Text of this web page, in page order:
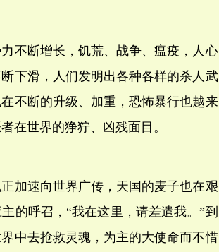
不断增长，饥荒、战争、瘟疫，人心
下滑，人们发明出各种各样的杀人武
不断的升级、加重，恐怖暴行也越来
在世界的狰狞、凶残面目。
加速向世界广传，天国的麦子也在艰
的呼召，“我在这里，请差遣我。”到
中去抢救灵魂，为主的大使命而不惜